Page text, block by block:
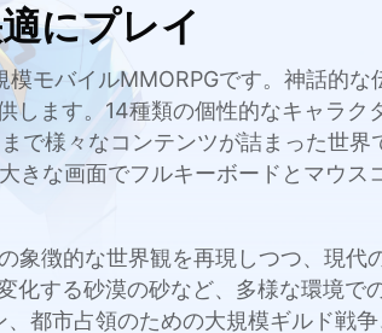
にプレイ
モバイルMMORPGです。神話的な
します。14種類の個性的なキャラク
で様々なコンテンツが詰まった世界
きな画面でフルキーボードとマウス
象徴的な世界観を再現しつつ、現代
化する砂漠の砂など、多様な環境で
都市占領のための大規模ギルド戦